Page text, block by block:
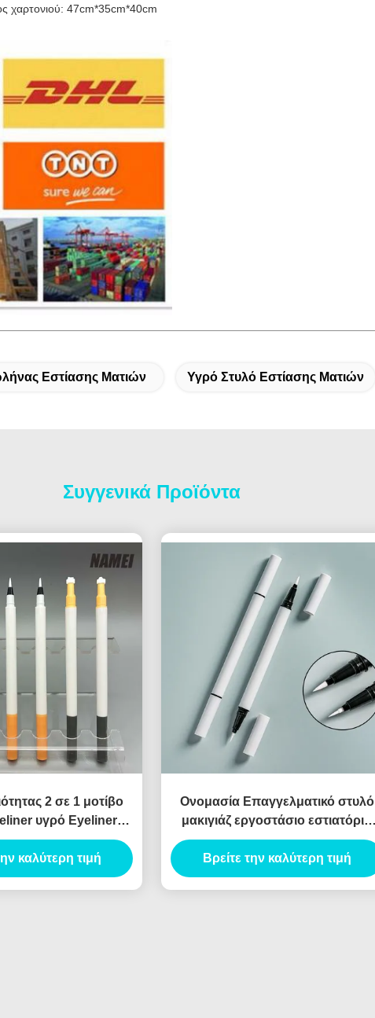
χαρτονιού: 47cm*35cm*40cm
Εστίασης Ματιών Υγρό Στυλό Εστίασης Ματιών
Συγγενικά Προϊόντα
2 σε 1 μοτίβο
υγρό Eyeliner
Eyeliner συσκευασία
σήμανσης
καλύτερη τιμή
Ονομασία Επαγγελματικό στυλό
μακιγιάζ εργοστάσιο εστιατόριο
τρυπάνι ροζ Custom κενό
εστιατόριο τρυπάνι κυματιστή
χάντρα υγρό εστιατόριο packagi
Βρείτε την καλύτερη τιμή